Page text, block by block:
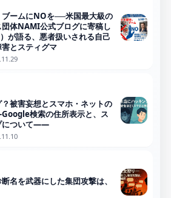
ブームにNOを──米国最大級の
体NAMI公式ブログに寄稿し
が語る、悪者扱いされる自己
とスティグマ
被害妄想とスマホ・ネットの
検索の住所表示と、ス
について――
名を武器にした集団攻撃は、